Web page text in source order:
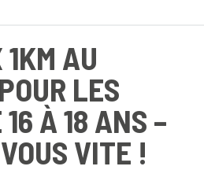
AU
LES
À 18 ANS –
VITE !